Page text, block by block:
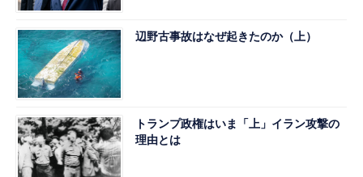
辺野古事故はなぜ起きたのか（上）
トランプ政権はいま「上」イラン攻撃の
理由とは